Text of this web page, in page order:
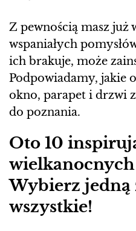
Z pewnością masz już
wspaniałych
ich brakuje, może
Podpowiadamy, jakie
okno, parapet i drzwi
do poznania.
Oto 10
Wybierz jedną
wszystkie!